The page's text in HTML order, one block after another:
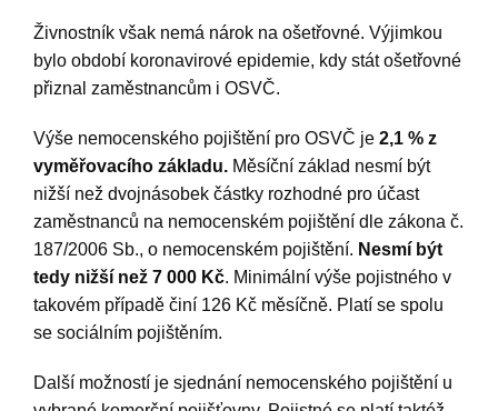
Živnostník však nemá nárok na ošetřovné. Výjimkou
bylo období koronavirové epidemie, kdy stát ošetřovné
přiznal zaměstnancům i OSVČ.
Výše nemocenského pojištění pro OSVČ je 2,1 % z
vyměřovacího základu. Měsíční základ nesmí být
nižší než dvojnásobek částky rozhodné pro účast
zaměstnanců na nemocenském pojištění dle zákona č.
187/2006 Sb., o nemocenském pojištění. Nesmí být
tedy nižší než 7 000 Kč. Minimální výše pojistného v
takovém případě činí 126 Kč měsíčně. Platí se spolu
se sociálním pojištěním.
Další možností je sjednání nemocenského pojištění u